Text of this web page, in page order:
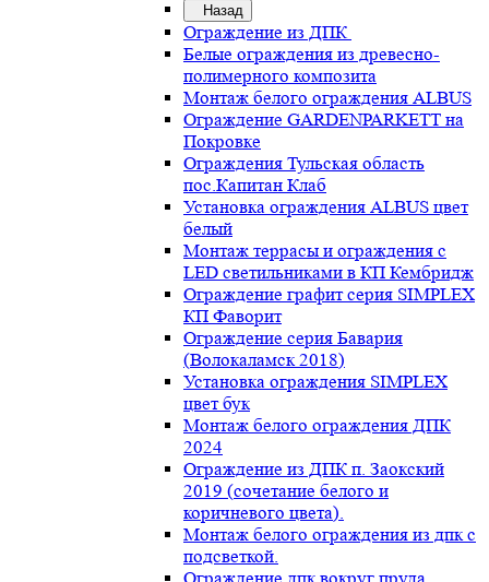
Назад
Ограждение из ДПК
Белые ограждения из древесно-
полимерного композита
Монтаж белого ограждения ALBUS
Ограждение GARDENPARKETT на
Покровке
Ограждения Тульская область
пос.Капитан Клаб
Установка ограждения ALBUS цвет
белый
Монтаж террасы и ограждения с
LED светильниками в КП Кембридж
Ограждение графит серия SIMPLEX
КП Фаворит
Ограждение серия Бавария
(Волокаламск 2018)
Установка ограждения SIMPLEX
цвет бук
Монтаж белого ограждения ДПК
2024
Ограждение из ДПК п. Заокский
2019 (сочетание белого и
коричневого цвета).
Монтаж белого ограждения из дпк с
подсветкой.